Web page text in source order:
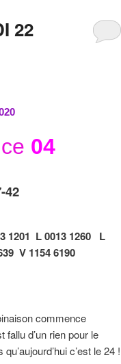
22
04
42
1201 L 0013 1260 L
V 1154 6190
commence
d’un rien pour le
c’est le 24 !